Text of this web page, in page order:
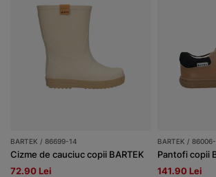
BARTEK / 86699-14
Cizme de cauciuc copii BARTEK
72.90 Lei
BARTEK /
Pantofi copii
141.90 Lei